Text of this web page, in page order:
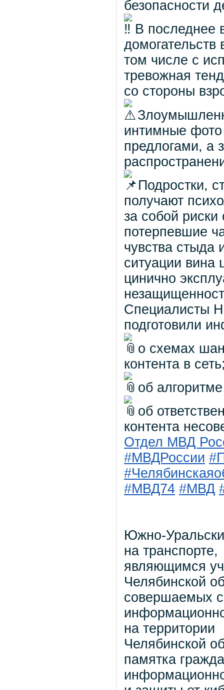
безопасности
В последнее
том числе с
тревожная
со стороны
интимные
предлогами, а
Подростки,
получают
за собой
потерпевшие
чувства стыда
ситуации вина
цинично
Специалисты
подготовили
о схемах
контента в
об
об
контента
Отдел МВД
#МВДРоссии
#МВД74 #МВД
Южно-
на транспорте,
являющимся
Челябинской
совершаемых
на территории
Челябинской
памятка